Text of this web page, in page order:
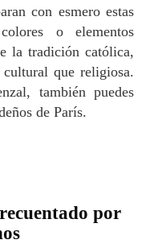
con esmero estas
o elementos
la tradición católica,
que religiosa.
también puedes
de París.